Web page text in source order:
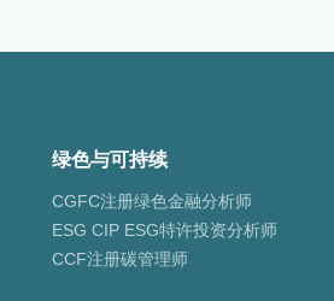
绿色与可持续
CGFC注册绿色金融分析师
ESG CIP ESG特许投资分析师
CCF注册碳管理师